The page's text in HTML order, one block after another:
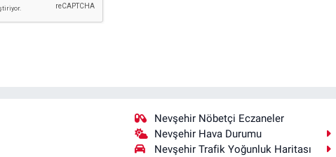
Nevşehir Nöbetçi Eczaneler
Nevşehir Hava Durumu
Nevşehir Trafik Yoğunluk Haritası